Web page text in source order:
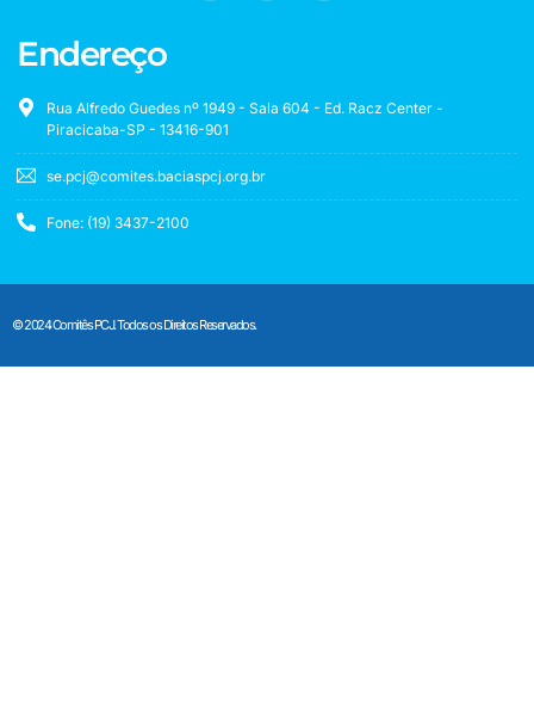
Endereço
Rua Alfredo Guedes nº 1949 - Sala 604 - Ed. Racz Center -
Piracicaba-SP - 13416-901
se.pcj@comites.baciaspcj.org.br
Fone: (19) 3437-2100
© 2024 Comitês PCJ. Todos os Direitos Reservados.